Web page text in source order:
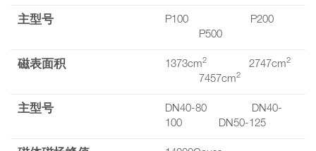
主型号
P100 P200
P500
磁表面积 1373cm2 2747cm2
7457cm2
主型号
DN40-80 DN40-
100 DN50-125